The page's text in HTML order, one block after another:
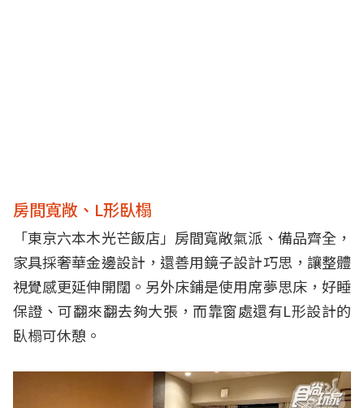
房間寬敞、L形臥榻
「東京六本木光芒飯店」房間寬敞氣派、備品齊全，
家具採奢華金邊設計，還善用鏡子設計巧思，讓整體
視覺感更延伸開闊。另外床鋪是使用席夢思床，好睡
保證、可翻來翻去夠大張，而靠窗處還有L形設計的
臥榻可休憩。